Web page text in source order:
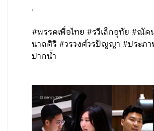
.
#พรรคเพื่อไทย #รวีเล็กอุทัย #ณัค
นาถศิริ #วรวงศ์วรปัญญา #ประภ
ปากน้ำ